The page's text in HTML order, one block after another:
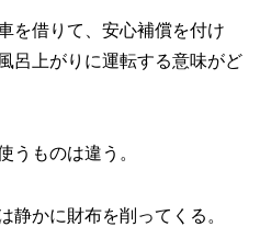
を借りて、安心補償を付け
呂上がりに運転する意味がど
うものは違う。
静かに財布を削ってくる。